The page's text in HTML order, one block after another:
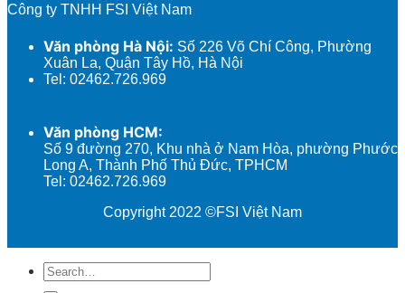
Công ty TNHH FSI Việt Nam
Văn phòng Hà Nội: Số 226 Võ Chí Công, Phường
Xuân La, Quận Tây Hồ, Hà Nội
Tel: 02462.726.969
Văn phòng HCM:
Số 9 đường 270, Khu nhà ở Nam Hòa, phường Phước
Long A, Thành Phố Thủ Đức, TPHCM
Tel: 02462.726.969
Copyright 2022 ©FSI Việt Nam
Search
for: